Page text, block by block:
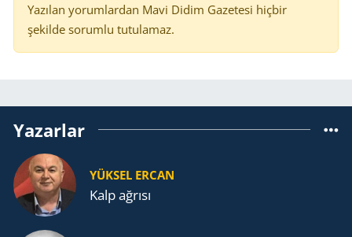
Yazılan yorumlardan Mavi Didim Gazetesi hiçbir
şekilde sorumlu tutulamaz.
Yazarlar
YÜKSEL ERCAN
Kalp ağrısı